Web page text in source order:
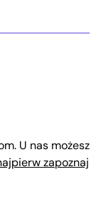
U nas możesz
zapoznaj